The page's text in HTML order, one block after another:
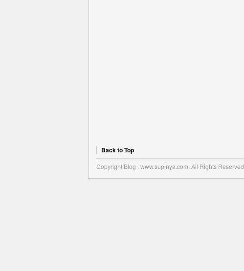
Back to Top
Copyright Blog : www.supinya.com. All Rights Reserved